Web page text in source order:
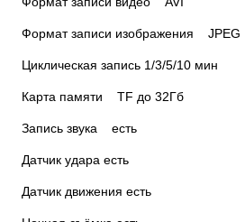
Формат записи изображения JPEG
Циклическая запись 1/3/5/10 мин
Карта памяти TF до 32Гб
Запись звука есть
Датчик удара есть
Датчик движения есть